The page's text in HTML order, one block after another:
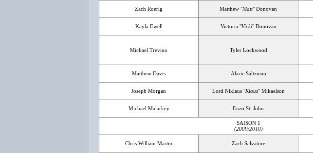
Zach Roerig Matthew "Matt" Donovan
Kayla Ewell Victoria "Vicki" Donovan
Michael Trevino Tyler Lockwood
Matthew Davis
Alaric Saltzman
Joseph Morgan Lord Niklaus "Klaus" Mikaelson
Michael Malarkey Enzo St. John
SAISON 1
(2009/2010)
Chris William Martin Zach Salvatore